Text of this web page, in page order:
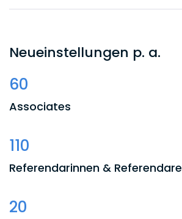
Neueinstellungen p. a.
60
Associates
110
Referendarinnen & Referendare
20